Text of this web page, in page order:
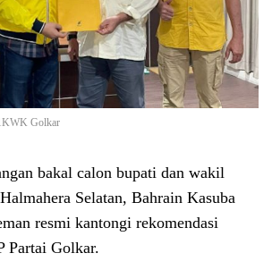
Golkar
bakal calon bupati dan wakil
Selatan, Bahrain Kasuba
resmi kantongi rekomendasi
Partai Golkar.